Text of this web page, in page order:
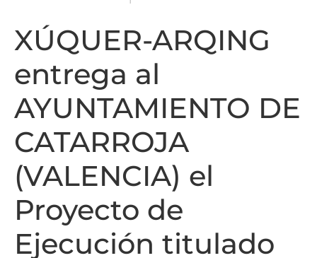
XÚQUER-ARQING
entrega al
AYUNTAMIENTO DE
CATARROJA
(VALENCIA) el
Proyecto de
Ejecución titulado